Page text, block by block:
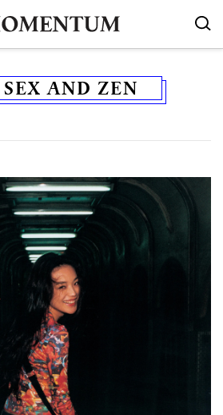
SEX AND ZEN